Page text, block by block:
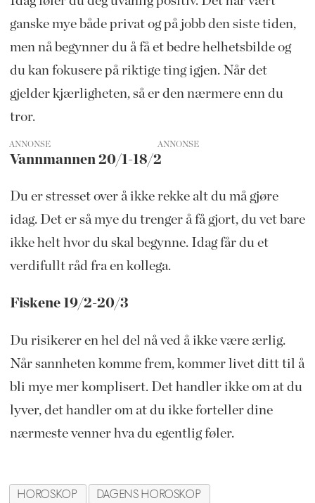
ganske mye både privat og på jobb den siste tiden,
men nå begynner du å få et bedre helhetsbilde og
du kan fokusere på riktige ting igjen. Når det
gjelder kjærligheten, så er den nærmere enn du
tror.
ANNONSE
Vannmannen 20/1-18/2
Du er stresset over å ikke rekke alt du må gjøre
idag. Det er så mye du trenger å få gjort, du vet bare
ikke helt hvor du skal begynne. Idag får du et
verdifullt råd fra en kollega.
Fiskene 19/2-20/3
Du risikerer en hel del nå ved å ikke være ærlig.
Når sannheten komme frem, kommer livet ditt til å
bli mye mer komplisert. Det handler ikke om at du
lyver, det handler om at du ikke forteller dine
nærmeste venner hva du egentlig føler.
HOROSKOP DAGENS HOROSKOP